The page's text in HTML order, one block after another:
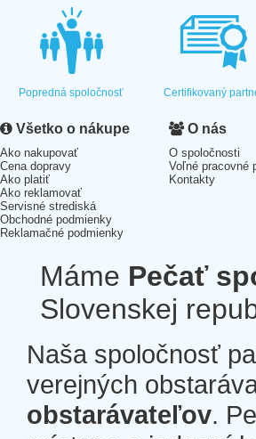
Popredná spoločnosť Certifikovaný
Všetko o nákupe
Ako nakupovať
Cena dopravy
Ako platiť
Ako reklamovať
Servisné strediská
Obchodné podmienky
Reklamačné podmienky
O nás
O spoločnosti
Voľné pracovné
Kontakty
Máme Pečať
Slovenskej
Naša spoločnosť
verejných
obstarávateľov.